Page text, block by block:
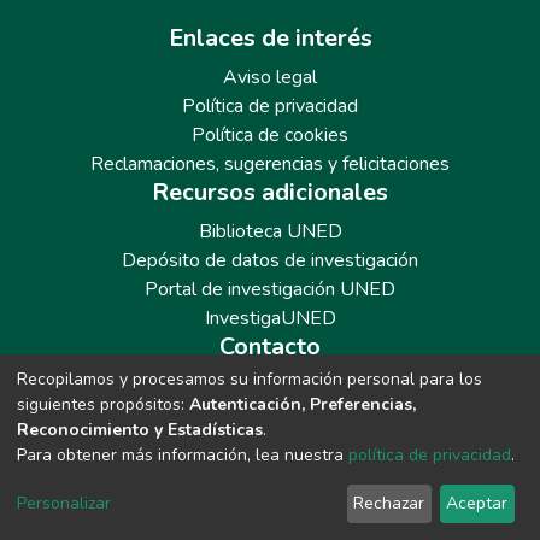
Enlaces de interés
Aviso legal
Política de privacidad
Política de cookies
Reclamaciones, sugerencias y felicitaciones
Recursos adicionales
Biblioteca UNED
Depósito de datos de investigación
Portal de investigación UNED
InvestigaUNED
Contacto
Teléfono: 913986562 / 6643 / 6633 / 8766
Correo: repositoriobiblioteca@adm.uned.es
Recopilamos y procesamos su información personal para los
siguientes propósitos: Autenticación, Preferencias,
Reconocimiento y Estadísticas.
Para obtener más información, lea nuestra política de privacidad.
Personalizar Rechazar Aceptar